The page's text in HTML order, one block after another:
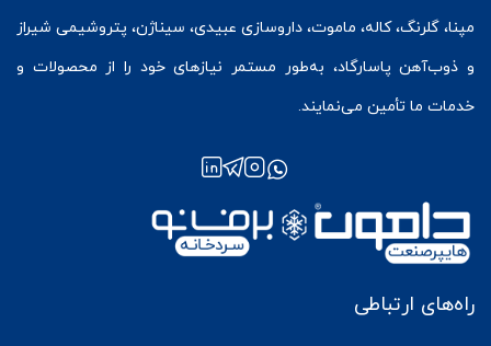
مپنا، گلرنگ، کاله، ماموت، داروسازی عبیدی، سیناژن، پتروشیمی شیراز
و ذوب‌آهن پاسارگاد، به‌طور مستمر نیازهای خود را از محصولات و
خدمات ما تأمین می‌نمایند.
راه‌های ارتباطی